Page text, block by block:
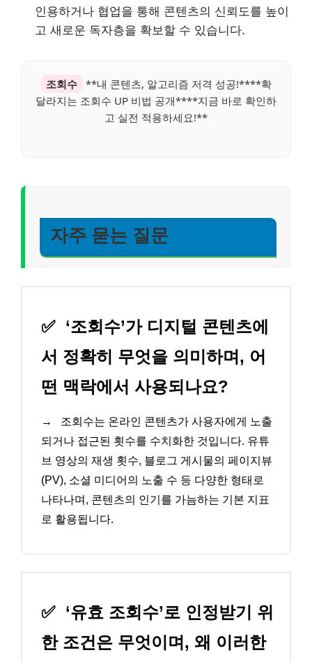
인용하거나 협업을 통해 콘텐츠의 신뢰도를 높이
고 새로운 독자층을 확보할 수 있습니다.
조회수 **내 콘텐츠, 알고리즘 저격 성공!****확
달라지는 조회수 UP 비법 공개****지금 바로 확인하
고 실전 적용하세요!**
자주 묻는 질문
✅ ‘조회수’가 디지털 콘텐츠에
서 정확히 무엇을 의미하며, 어
떤 맥락에서 사용되나요?
→
조회수는 온라인 콘텐츠가 사용자에게 노출
되거나 접근된 횟수를 수치화한 것입니다. 유튜
브 영상의 재생 횟수, 블로그 게시물의 페이지뷰
(PV), 소셜 미디어의 노출 수 등 다양한 형태로
나타나며, 콘텐츠의 인기를 가늠하는 기본 지표
로 활용됩니다.
✅ ‘유효 조회수’로 인정받기 위
한 조건은 무엇이며, 왜 이러한